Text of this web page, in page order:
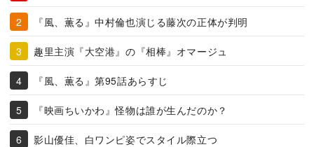
『風、薫る』中村倫也演じる藤次の正体が判明
趣里主演『大空港』の『相棒』オマージュ
『風、薫る』第95話あらすじ
『映画ちいかわ』怪物は誰が生んだのか？
影山優佳、白ワンピ姿でスタイル際立つ